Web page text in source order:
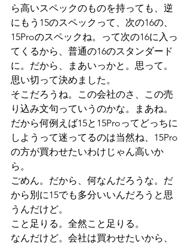
ら高いスペックのものを持っても、逆
にもう15のスペックって、次の16の、
15Proのスペックね。って次の16に入っ
てくるから、普通の16のスタンダード
に。だから、まあいっかと。思って。
思い切って決めました。
そこだろうね。この会社のさ、この売
り込み文句っていうのかな。まあね。
だから何例えば15と15Proってどっちに
しようって迷ってるのは当然ね、15Pro
の方が買わせたいわけじゃん高いか
ら。
ごめん。だから、何なんだろうな。だ
から別に15でも多分いいんだろうと思
うんだけど。
こと足りる。全然こと足りる。
なんだけど。会社は買わせたいから、